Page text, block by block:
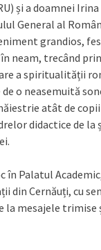
și a doamnei
General al
grandios,
neam, trecând
a spiritualității
o neasemuită
atât de
didactice de
în Palatul
din Cernăuți, cu
la mesajele